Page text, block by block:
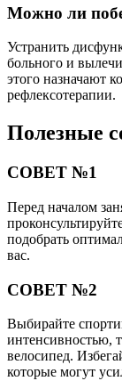
Можно ли
Устранить
больного и
этого назначают
рефлексотерапии.
Полезные
СОВЕТ №1
Перед началом
подобрать
вас.
СОВЕТ №2
Выбирайте
интенсивностью,
велосипед.
которые могут